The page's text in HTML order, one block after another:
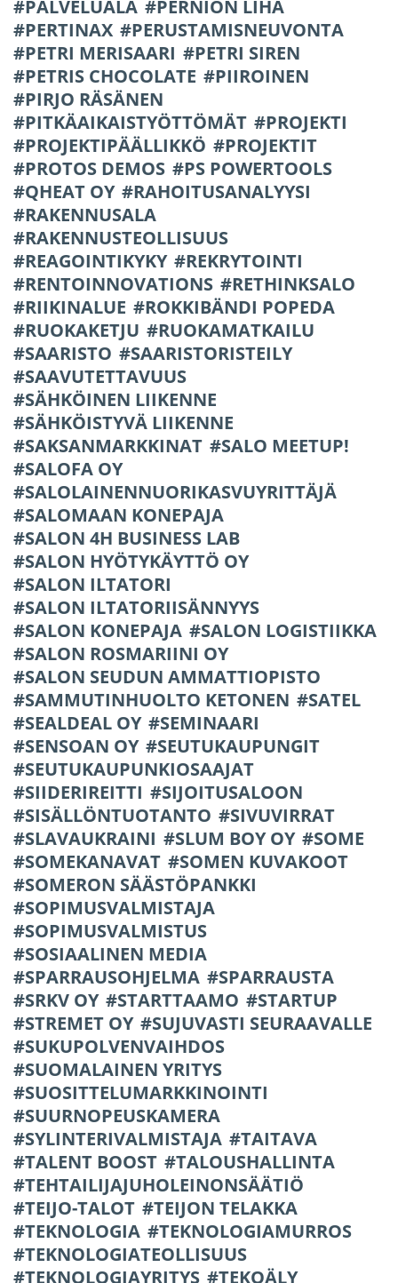
PALVELUALA
PERNIÖN LIHA
PERTINAX
PERUSTAMISNEUVONTA
PETRI MERISAARI
PETRI SIREN
PETRIS CHOCOLATE
PIIROINEN
PIRJO RÄSÄNEN
PITKÄAIKAISTYÖTTÖMÄT
PROJEKTI
PROJEKTIPÄÄLLIKKÖ
PROJEKTIT
PROTOS DEMOS
PS POWERTOOLS
QHEAT OY
RAHOITUSANALYYSI
RAKENNUSALA
RAKENNUSTEOLLISUUS
REAGOINTIKYKY
REKRYTOINTI
RENTOINNOVATIONS
RETHINKSALO
RIIKINALUE
ROKKIBÄNDI POPEDA
RUOKAKETJU
RUOKAMATKAILU
SAARISTO
SAARISTORISTEILY
SAAVUTETTAVUUS
SÄHKÖINEN LIIKENNE
SÄHKÖISTYVÄ LIIKENNE
SAKSANMARKKINAT
SALO MEETUP!
SALOFA OY
SALOLAINENNUORIKASVUYRITTÄJÄ
SALOMAAN KONEPAJA
SALON 4H BUSINESS LAB
SALON HYÖTYKÄYTTÖ OY
SALON ILTATORI
SALON ILTATORIISÄNNYYS
SALON KONEPAJA
SALON LOGISTIIKKA
SALON ROSMARIINI OY
SALON SEUDUN AMMATTIOPISTO
SAMMUTINHUOLTO KETONEN
SATEL
SEALDEAL OY
SEMINAARI
SENSOAN OY
SEUTUKAUPUNGIT
SEUTUKAUPUNKIOSAAJAT
SIIDERIREITTI
SIJOITUSALOON
SISÄLLÖNTUOTANTO
SIVUVIRRAT
SLAVAUKRAINI
SLUM BOY OY
SOME
SOMEKANAVAT
SOMEN KUVAKOOT
SOMERON SÄÄSTÖPANKKI
SOPIMUSVALMISTAJA
SOPIMUSVALMISTUS
SOSIAALINEN MEDIA
SPARRAUSOHJELMA
SPARRAUSTA
SRKV OY
STARTTAAMO
STARTUP
STREMET OY
SUJUVASTI SEURAAVALLE
SUKUPOLVENVAIHDOS
SUOMALAINEN YRITYS
SUOSITTELUMARKKINOINTI
SUURNOPEUSKAMERA
SYLINTERIVALMISTAJA
TAITAVA
TALENT BOOST
TALOUSHALLINTA
TEHTAILIJAJUHOLEINONSÄÄTIÖ
TEIJO-TALOT
TEIJON TELAKKA
TEKNOLOGIA
TEKNOLOGIAMURROS
TEKNOLOGIATEOLLISUUS
TEKNOLOGIAYRITYS
TEKOÄLY